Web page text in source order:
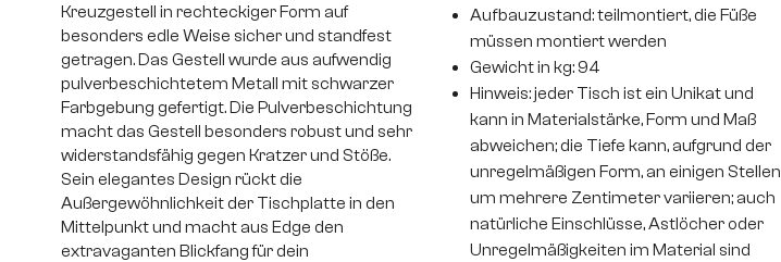
Kreuzgestell in rechteckiger Form auf
besonders edle Weise sicher und standfest
getragen. Das Gestell wurde aus aufwendig
pulverbeschichtetem Metall mit schwarzer
Farbgebung gefertigt. Die Pulverbeschichtung
macht das Gestell besonders robust und sehr
widerstandsfähig gegen Kratzer und Stöße.
Sein elegantes Design rückt die
Außergewöhnlichkeit der Tischplatte in den
Mittelpunkt und macht aus Edge den
extravaganten Blickfang für dein
Aufbauzustand: teilmontiert, die Füße
müssen montiert werden
Gewicht in kg: 94
Hinweis: jeder Tisch ist ein Unikat und
kann in Materialstärke, Form und Maß
abweichen; die Tiefe kann, aufgrund der
unregelmäßigen Form, an einigen Stellen
um mehrere Zentimeter variieren; auch
natürliche Einschlüsse, Astlöcher oder
Unregelmäßigkeiten im Material sind